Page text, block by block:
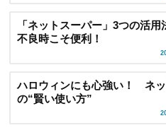
「ネットスーパー」3つの活
不良時こそ便利！
ハロウィンにも心強い！ ネ
の“賢い使い方”